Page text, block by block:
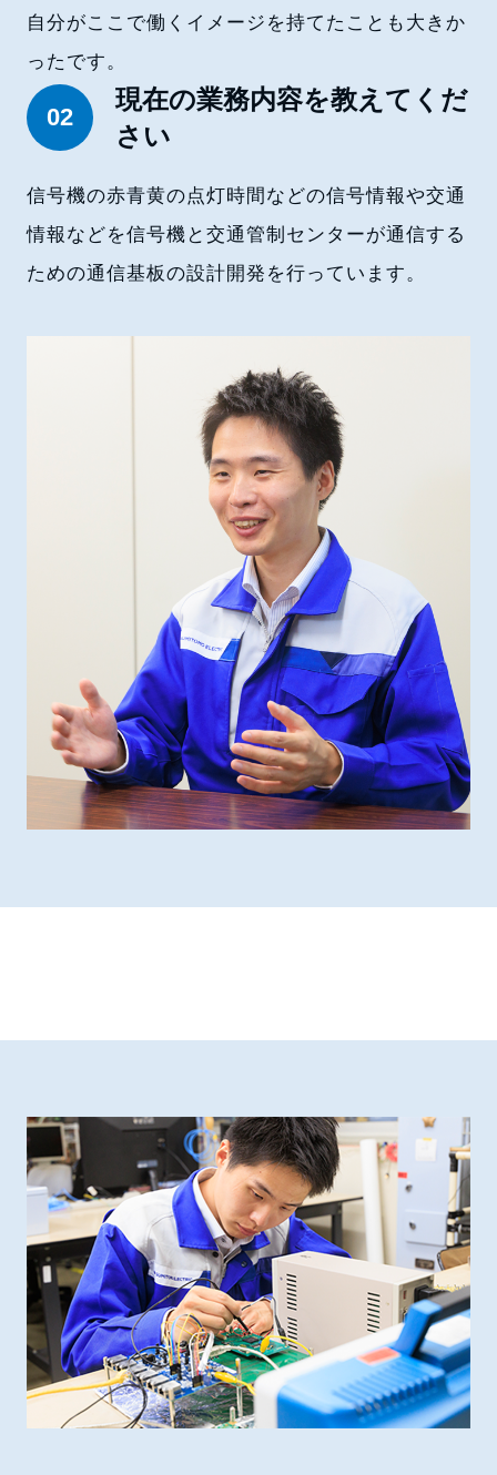
自分がここで働くイメージを持てたことも大きか
ったです。
02
現在の業務内容を教えてくだ
さい
信号機の赤青黄の点灯時間などの信号情報や交通
情報などを信号機と交通管制センターが通信する
ための通信基板の設計開発を行っています。